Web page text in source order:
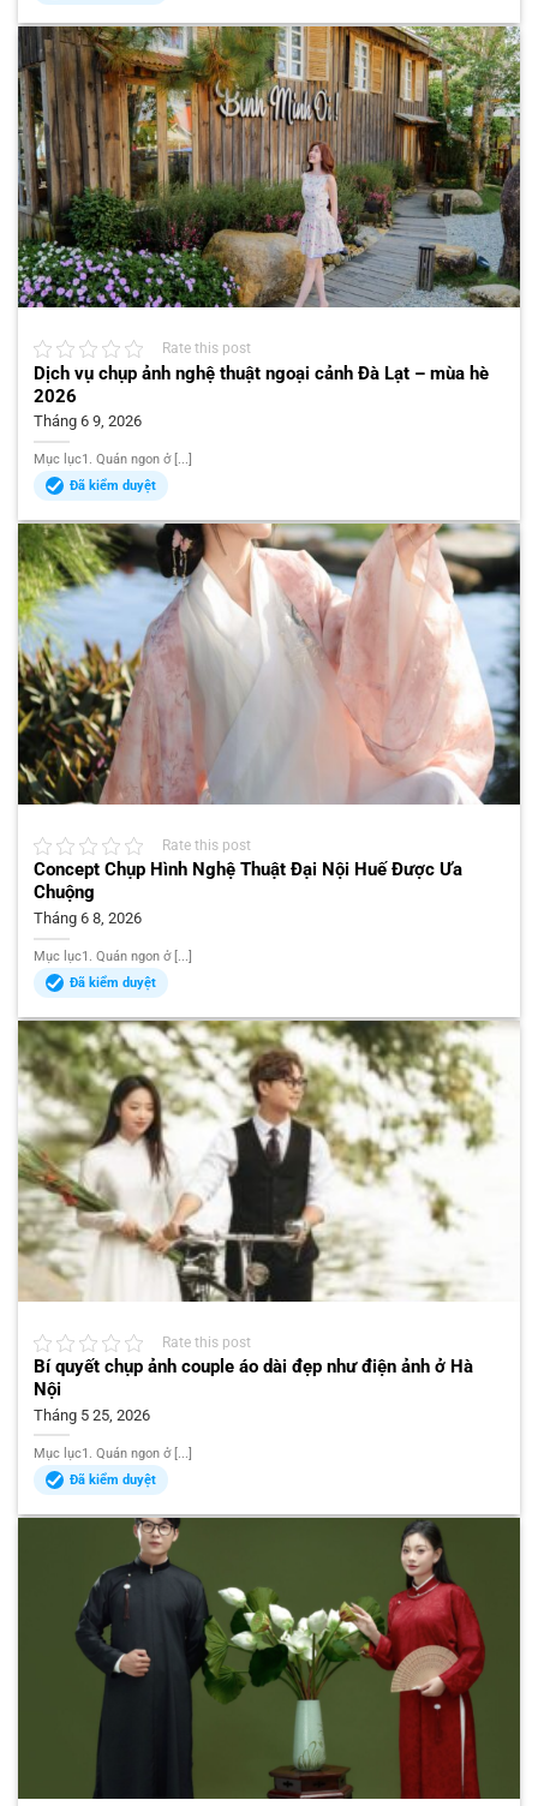
Rate this post
Dịch vụ chụp ảnh nghệ thuật ngoại cảnh Đà Lạt – mùa hè
2026
Tháng 6 9, 2026
Mục lục1. Quán ngon ở [...]
Đã kiểm duyệt
Rate this post
Concept Chụp Hình Nghệ Thuật Đại Nội Huế Được Ưa
Chuộng
Tháng 6 8, 2026
Mục lục1. Quán ngon ở [...]
Đã kiểm duyệt
Rate this post
Bí quyết chụp ảnh couple áo dài đẹp như điện ảnh ở Hà
Nội
Tháng 5 25, 2026
Mục lục1. Quán ngon ở [...]
Đã kiểm duyệt